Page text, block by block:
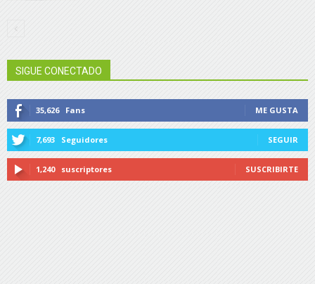
SIGUE CONECTADO
35,626 Fans ME GUSTA
7,693 Seguidores SEGUIR
1,240 suscriptores SUSCRIBIRTE